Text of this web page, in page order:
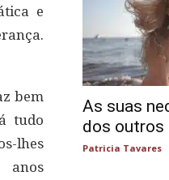
e
bem
tudo
lhes
anos
As suas
dos outros
Patricia Tavares